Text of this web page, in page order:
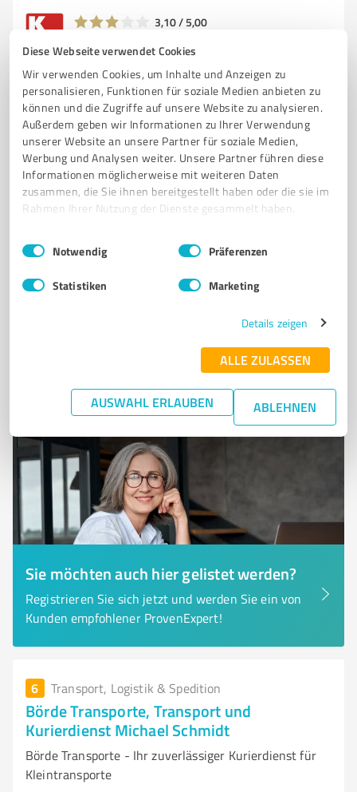
Diese Webseite verwendet Cookies
Wir verwenden Cookies, um Inhalte und Anzeigen zu
personalisieren, Funktionen für soziale Medien anbieten zu
können und die Zugriffe auf unsere Website zu analysieren.
Außerdem geben wir Informationen zu Ihrer Verwendung
unserer Website an unsere Partner für soziale Medien,
Werbung und Analysen weiter. Unsere Partner führen diese
Informationen möglicherweise mit weiteren Daten
zusammen, die Sie ihnen bereitgestellt haben oder die sie im
Rahmen Ihrer Nutzung der Dienste gesammelt haben.
Impressum Datenschutzbestimmungen
Einwilligungsauswahl
Notwendig Präferenzen
Statistiken Marketing
Details zeigen
ALLE ZULASSEN
AUSWAHL ERLAUBEN ABLEHNEN
3,10 / 5,00
5 Transport, Logistik & Spedition
Agro-Service und Landhandel GmbH
Agro-Service & Landhandel GmbH - Ihr Partner in der
Agrarindustrie
AGRARPRODUKTE BETRIEBSMITTEL UMSCHLAG & LAGERUNG
Tel. 039409 9190
info@as-eilsleben.de
5,00 / 5,00
Sie möchten auch hier gelistet werden?
Registrieren Sie sich jetzt und werden Sie ein von
Kunden empfohlener ProvenExpert!
6 Transport, Logistik & Spedition
Börde Transporte, Transport und
Kurierdienst Michael Schmidt
Börde Transporte - Ihr zuverlässiger Kurierdienst für
Kleintransporte